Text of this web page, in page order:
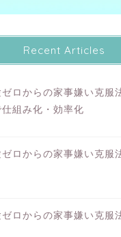
Recent Articles
ゼロからの家事嫌い克服
組み化・効率化
ゼロからの家事嫌い克
ゼロからの家事嫌い克